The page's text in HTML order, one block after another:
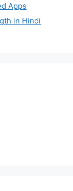
Apps
in Hindi